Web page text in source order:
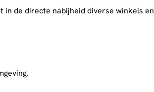
in de directe nabijheid diverse winkels en